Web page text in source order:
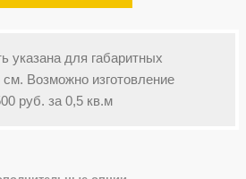
указана для габаритных
Возможно изготовление
руб. за 0,5 кв.м